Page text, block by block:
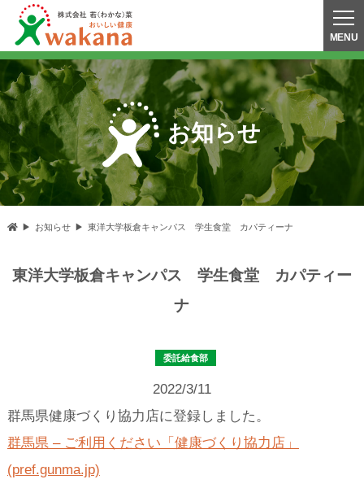
お知らせ
お知らせ 東洋大学板倉キャンパス 学生食堂 カパティーナ
東洋大学板倉キャンパス 学生食堂 カパティー
ナ
委託給食部
2022/3/11
群馬県健康づくり協力店に登録しました。
群馬県 – ご利用ください「健康づくり協力店」
(pref.gunma.jp)